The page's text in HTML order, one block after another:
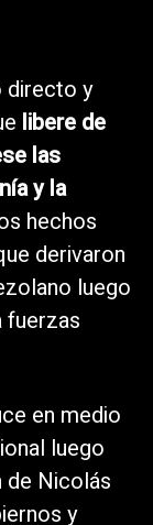
directo y
libere de
las
y la
hechos
derivaron
luego
fuerzas
en medio
luego
de Nicolás
y